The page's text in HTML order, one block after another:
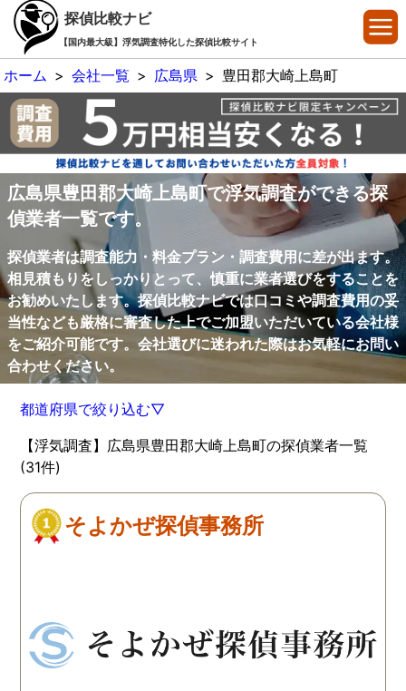
探偵比較ナビ
【国内最大級】浮気調査特化した探偵比較サイト
ホーム > 会社一覧 > 広島県 > 豊田郡大崎上島町
広島県豊田郡大崎上島町で浮気調査ができる探
偵業者一覧です。
探偵業者は調査能力・料金プラン・調査費用に差が出ます。
相見積もりをしっかりとって、慎重に業者選びをすることを
お勧めいたします。探偵比較ナビでは口コミや調査費用の妥
当性なども厳格に審査した上でご加盟いただいている会社様
をご紹介可能です。会社選びに迷われた際はお気軽にお問い
合わせください。
都道府県で絞り込む▽
【浮気調査】広島県豊田郡大崎上島町の探偵業者一覧
(31件)
そよかぜ探偵事務所